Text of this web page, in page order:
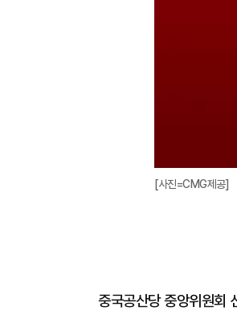
[사진=CMG제공]
중국공산당 중앙위원회